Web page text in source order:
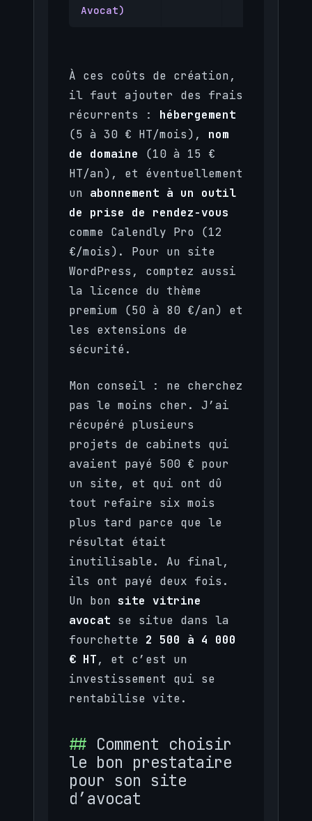
Avocat)
À ces coûts de création,
il faut ajouter des frais
récurrents : hébergement
(5 à 30 € HT/mois), nom
de domaine (10 à 15 €
HT/an), et éventuellement
un abonnement à un outil
de prise de rendez-vous
comme Calendly Pro (12
€/mois). Pour un site
WordPress, comptez aussi
la licence du thème
premium (50 à 80 €/an) et
les extensions de
sécurité.
Mon conseil : ne cherchez
pas le moins cher. J’ai
récupéré plusieurs
projets de cabinets qui
avaient payé 500 € pour
un site, et qui ont dû
tout refaire six mois
plus tard parce que le
résultat était
inutilisable. Au final,
ils ont payé deux fois.
Un bon site vitrine
avocat se situe dans la
fourchette 2 500 à 4 000
€ HT, et c’est un
investissement qui se
rentabilise vite.
Comment choisir
le bon prestataire
pour son site
d’avocat